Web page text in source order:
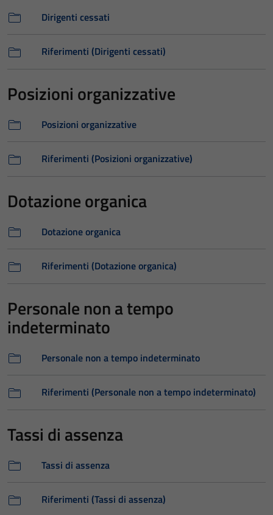
Dirigenti cessati
Riferimenti (Dirigenti cessati)
Posizioni organizzative
Posizioni organizzative
Riferimenti (Posizioni organizzative)
Dotazione organica
Dotazione organica
Riferimenti (Dotazione organica)
Personale non a tempo
indeterminato
Personale non a tempo indeterminato
Riferimenti (Personale non a tempo indeterminato)
Tassi di assenza
Tassi di assenza
Riferimenti (Tassi di assenza)